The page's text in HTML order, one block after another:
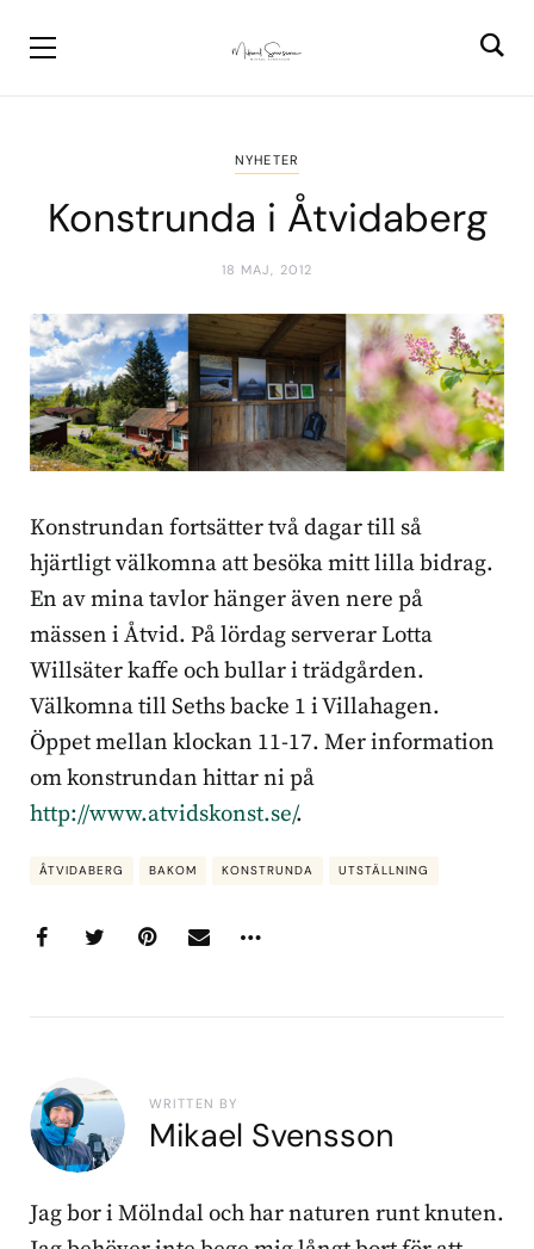
NYHETER
Konstrunda i Åtvidaberg
18 MAJ, 2012
Konstrundan fortsätter två dagar till så
hjärtligt välkomna att besöka mitt lilla bidrag.
En av mina tavlor hänger även nere på
mässen i Åtvid. På lördag serverar Lotta
Willsäter kaffe och bullar i trädgården.
Välkomna till Seths backe 1 i Villahagen.
Öppet mellan klockan 11-17. Mer information
om konstrundan hittar ni på
http://www.atvidskonst.se/.
ÅTVIDABERG BAKOM KONSTRUNDA UTSTÄLLNING
WRITTEN BY
Mikael Svensson
Jag bor i Mölndal och har naturen runt knuten.